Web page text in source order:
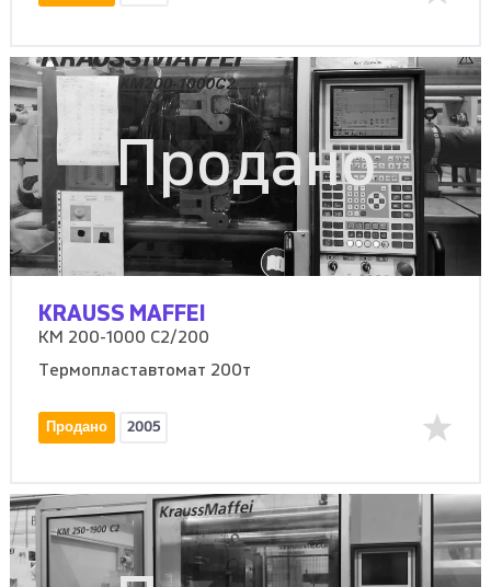
Продано
KRAUSS MAFFEI
KM 200-1000 C2/200
Термопластавтомат 200т
Продано 2005